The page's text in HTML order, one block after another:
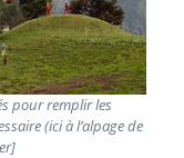
pour remplir les
(ici à l’alpage de